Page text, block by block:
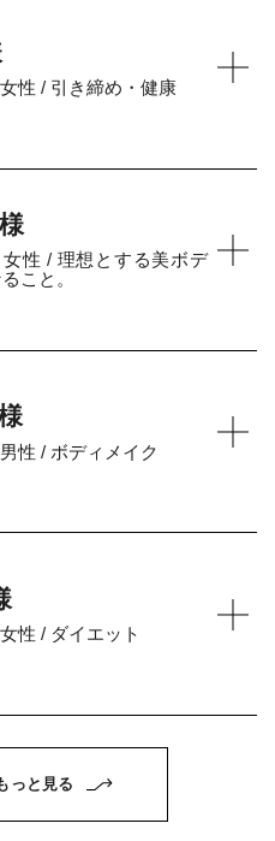
性 / 引き締め・健康
性 / 理想とする美ボデ
こと。
性 / ボディメイク
性 / ダイエット
っと見る